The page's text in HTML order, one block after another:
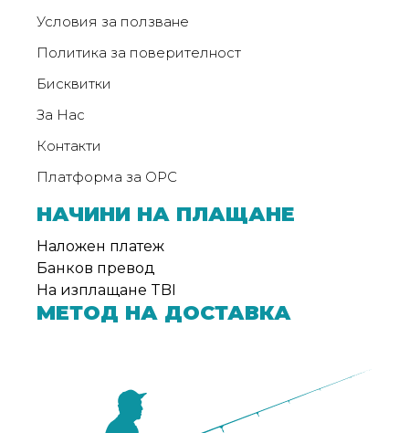
Условия за ползване
Политика за поверителност
Бисквитки
За Нас
Контакти
Платформа за ОРС
НАЧИНИ НА ПЛАЩАНЕ
Наложен платеж
Банков превод
На изплащане TBI
МЕТОД НА ДОСТАВКА